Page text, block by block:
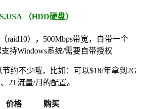
（HDD硬盘）
raid10），500Mbps带宽，自带一个
持Windows系统/需要自带授权
约不少哦，比如：可以$18/年拿到2G
2T流量/月的配置。
价格
购买